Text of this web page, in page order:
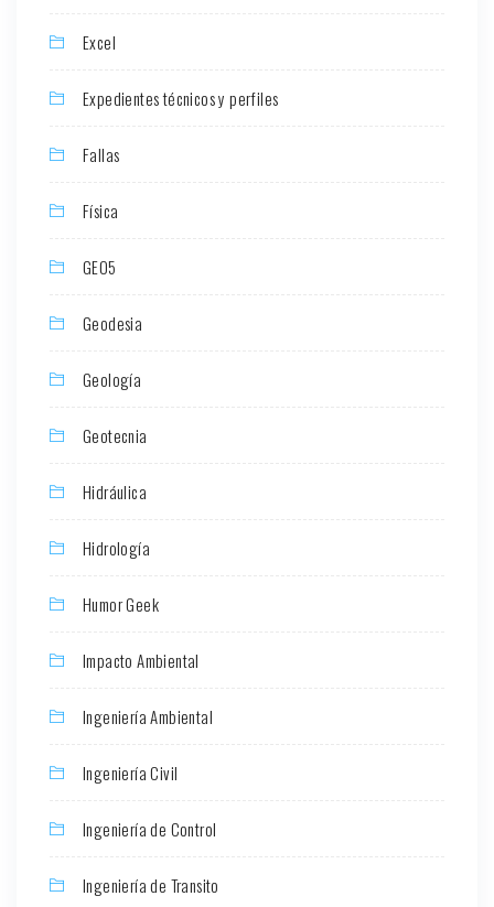
Excel
Expedientes técnicos y perfiles
Fallas
Física
GEO5
Geodesia
Geología
Geotecnia
Hidráulica
Hidrología
Humor Geek
Impacto Ambiental
Ingeniería Ambiental
Ingeniería Civil
Ingeniería de Control
Ingeniería de Transito